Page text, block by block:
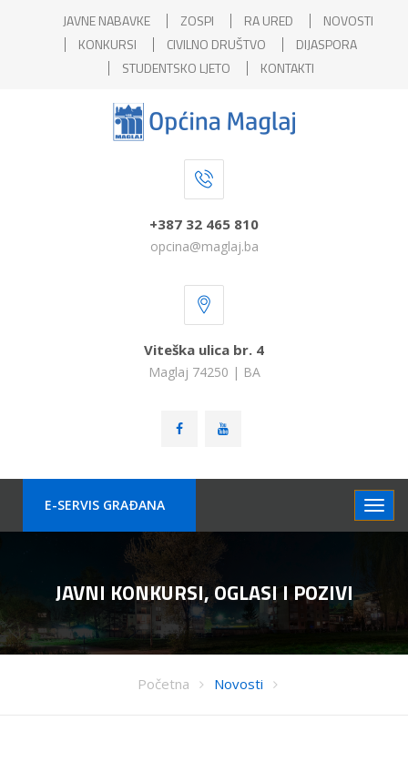
JAVNE NABAVKE ZOSPI RA URED
NOVOSTI
KONKURSI
CIVILNO DRUŠTVO
DIJASPORA
STUDENTSKO LJETO
KONTAKTI
+387 32 465 810
opcina@maglaj.ba
Viteška ulica br. 4
Maglaj 74250 | BA
E-SERVIS GRAÐANA
JAVNI KONKURSI, OGLASI I POZIVI
Početna Novosti